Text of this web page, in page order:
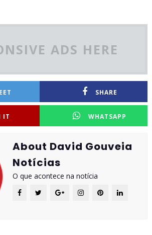
ADS HERE
SHARE
IT WHATSAPP
About David Gouveia
Notícias
O que acontece na notícia